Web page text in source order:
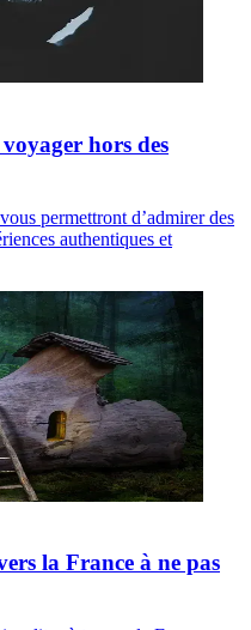
hors des
permettront d’admirer des
authentiques et
la France à ne pas